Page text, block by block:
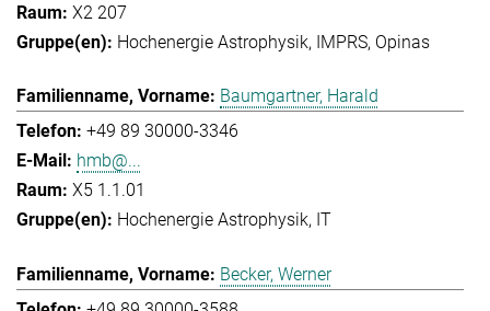
X2 207
Hochenergie Astrophysik IMPRS Opinas
Baumgartner, Harald
+49 89 30000-3346
hmb@...
X5 1.1.01
Hochenergie Astrophysik IT
Becker, Werner